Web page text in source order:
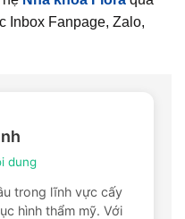
Inbox Fanpage, Zalo,
dung
trong lĩnh vực cấy
hình thẩm mỹ. Với